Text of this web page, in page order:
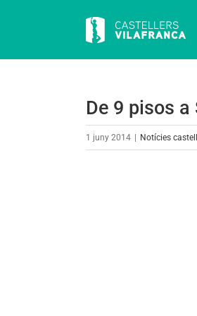
De 9 pisos a
1 juny 2014 Notícies